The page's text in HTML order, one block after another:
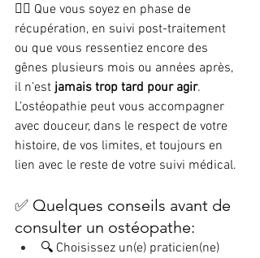
👩‍⚕️ Que vous soyez en phase de
récupération, en suivi post-traitement
ou que vous ressentiez encore des
gênes plusieurs mois ou années après,
il n’est jamais trop tard pour agir.
L’ostéopathie peut vous accompagner
avec douceur, dans le respect de votre
histoire, de vos limites, et toujours en
lien avec le reste de votre suivi médical.
✅ Quelques conseils avant de
consulter un ostéopathe:
🔍 Choisissez un(e) praticien(ne)